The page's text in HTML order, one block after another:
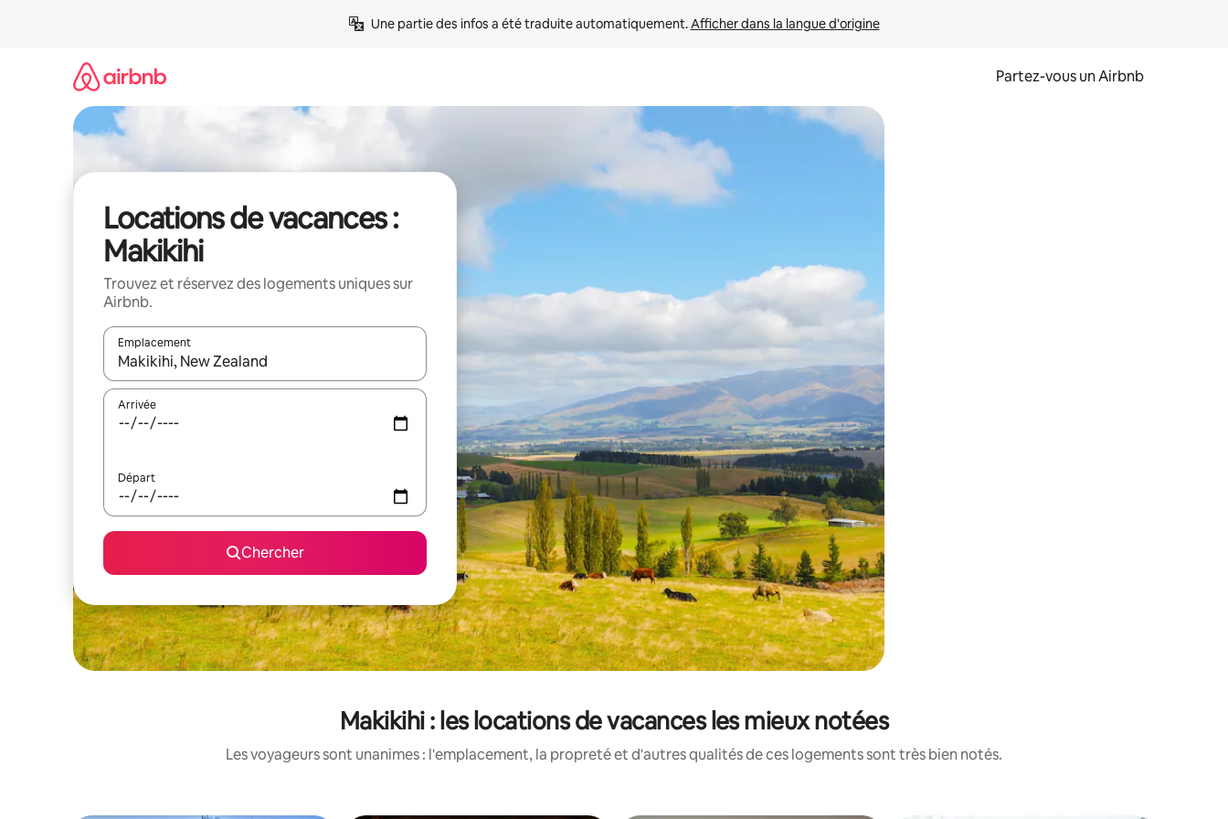
Une partie des infos a été traduite automatiquement. Afficher dans la langue d'origine
Partez-vous un Airbnb
Locations de vacances :
Makikihi
Trouvez et réservez des logements uniques sur
Airbnb.
Emplacement
Quand les résultats sont affichés, parcourez-les en utilisant les flèches vers le haut et vers le bas, ou en appuyant dessus et en les faisant glisser.
Arrivée
Départ
Chercher
Makikihi : les locations de vacances les mieux notées
Les voyageurs sont unanimes : l'emplacement, la propreté et d'autres qualités de ces logements sont très bien notés.